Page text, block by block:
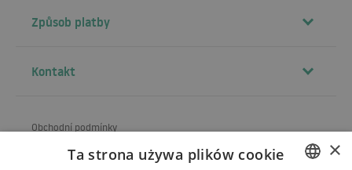
Způsob platby
Kontakt
Obchodní podmínky
O obchodu ×
Ta strona używa plików cookie